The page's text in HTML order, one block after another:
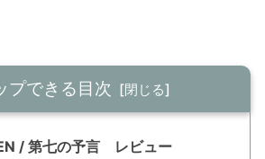
プできる目次
/ 第七の予言 レビュー